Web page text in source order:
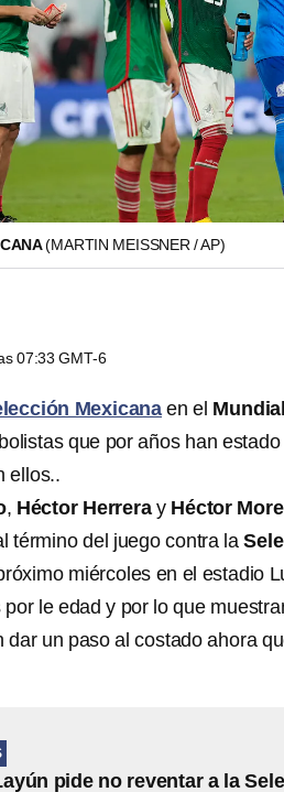
(MARTIN MEISSNER / AP)
07:33 GMT-6
Mexicana en el
que por años han
ellos..
, Héctor Herreray Héctor
término del juego contra la
miércoles en el estadio
le edad y por lo que
dar un paso al costado ahora
pide no reventar a la